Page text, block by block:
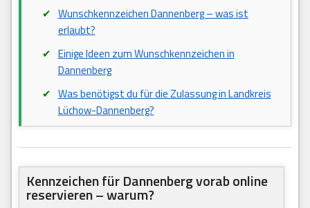
Wunschkennzeichen Dannenberg – was ist
erlaubt?
Einige Ideen zum Wunschkennzeichen in
Dannenberg
Was benötigst du für die Zulassung in Landkreis
Lüchow-Dannenberg?
Kennzeichen für Dannenberg vorab online
reservieren – warum?